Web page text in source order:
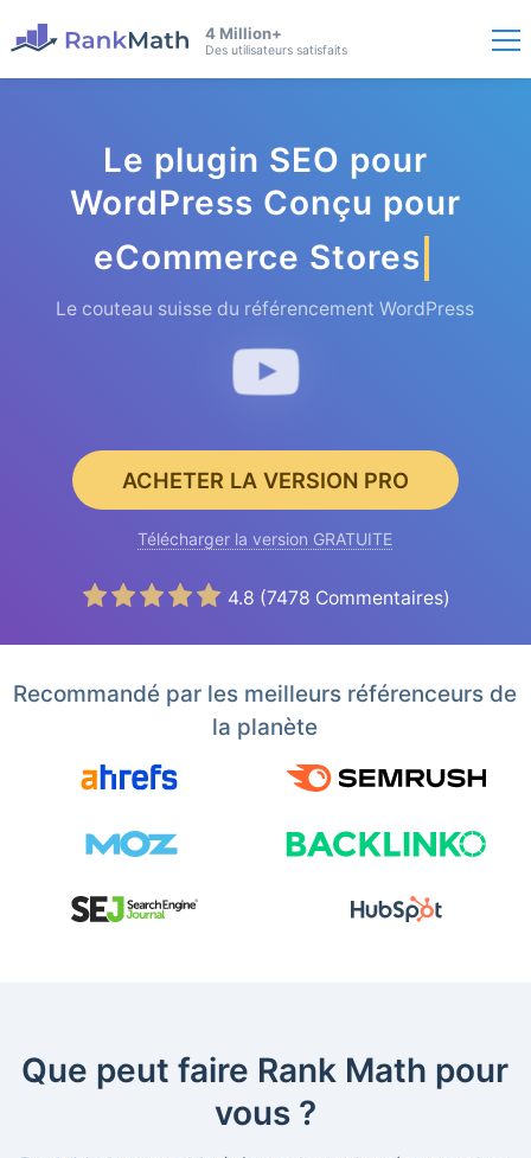
4 Million+
Des utilisateurs satisfaits
Le plugin SEO pour
WordPress Conçu pour
eCommerce Stores
Le couteau suisse du référencement WordPress
ACHETER LA VERSION PRO
Télécharger la version GRATUITE
4.8 (7478 Commentaires)
Recommandé par les meilleurs référenceurs de
la planète
Que peut faire Rank Math pour
vous ?